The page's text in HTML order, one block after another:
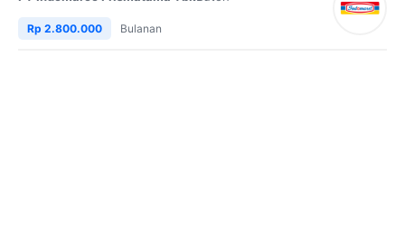
Rp 2.800.000 Bulanan